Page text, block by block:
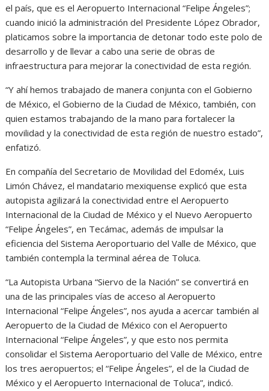
el país, que es el Aeropuerto Internacional “Felipe Ángeles”;
cuando inició la administración del Presidente López Obrador,
platicamos sobre la importancia de detonar todo este polo de
desarrollo y de llevar a cabo una serie de obras de
infraestructura para mejorar la conectividad de esta región.
“Y ahí hemos trabajado de manera conjunta con el Gobierno
de México, el Gobierno de la Ciudad de México, también, con
quien estamos trabajando de la mano para fortalecer la
movilidad y la conectividad de esta región de nuestro estado”,
enfatizó.
En compañía del Secretario de Movilidad del Edoméx, Luis
Limón Chávez, el mandatario mexiquense explicó que esta
autopista agilizará la conectividad entre el Aeropuerto
Internacional de la Ciudad de México y el Nuevo Aeropuerto
“Felipe Ángeles”, en Tecámac, además de impulsar la
eficiencia del Sistema Aeroportuario del Valle de México, que
también contempla la terminal aérea de Toluca.
“La Autopista Urbana “Siervo de la Nación” se convertirá en
una de las principales vías de acceso al Aeropuerto
Internacional “Felipe Ángeles”, nos ayuda a acercar también al
Aeropuerto de la Ciudad de México con el Aeropuerto
Internacional “Felipe Ángeles”, y que esto nos permita
consolidar el Sistema Aeroportuario del Valle de México, entre
los tres aeropuertos; el “Felipe Ángeles”, el de la Ciudad de
México y el Aeropuerto Internacional de Toluca”, indicó.